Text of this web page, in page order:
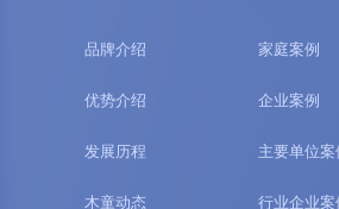
品牌介绍
优势介绍
发展历程
木童动态
家庭案例
企业案例
主要单位案
行业企业案